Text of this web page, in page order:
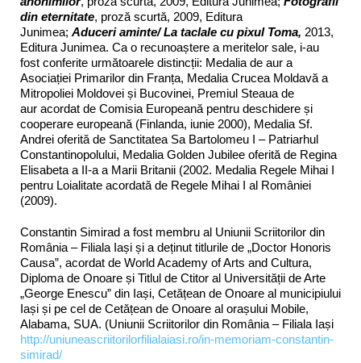
din eternitate, proză scurtă, 2009, Editura
Junimea; Aduceri aminte/ La taclale cu pixul Toma, 2013,
Editura Junimea. Ca o recunoaștere a meritelor sale, i-au
fost conferite următoarele distincții: Medalia de aur a
Asociației Primarilor din Franța, Medalia Crucea Moldavă a
Mitropoliei Moldovei și Bucovinei, Premiul Steaua de
aur acordat de Comisia Europeană pentru deschidere și
cooperare europeană (Finlanda, iunie 2000), Medalia Sf.
Andrei oferită de Sanctitatea Sa Bartolomeu I – Patriarhul
Constantinopolului, Medalia Golden Jubilee oferită de Regina
Elisabeta a II-a a Marii Britanii (2002. Medalia Regele Mihai I
pentru Loialitate acordată de Regele Mihai I al României
(2009).
Constantin Simirad a fost membru al Uniunii Scriitorilor din
România – Filiala Iași și a deținut titlurile de „Doctor Honoris
Causa”, acordat de World Academy of Arts and Cultura,
Diploma de Onoare și Titlul de Ctitor al Universității de Arte
„George Enescu” din Iași, Cetățean de Onoare al municipiului
Iași și pe cel de Cetățean de Onoare al orașului Mobile,
Alabama, SUA. (Uniunii Scriitorilor din România – Filiala Iași
http://uniuneascriitorilorfilialaiasi.ro/in-memoriam-constantin-
simirad/